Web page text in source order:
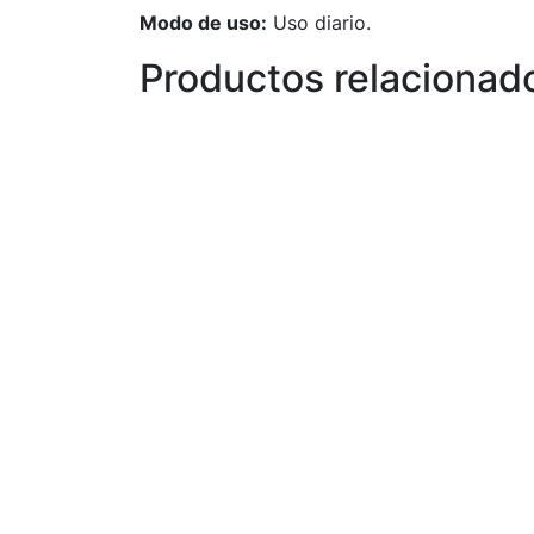
Modo de uso: Uso diario.
Productos